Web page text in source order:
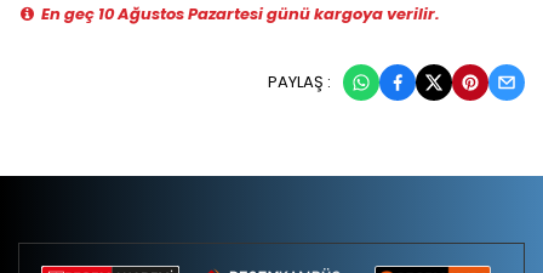
En geç 10 Ağustos Pazartesi günü kargoya verilir.
PAYLAŞ :